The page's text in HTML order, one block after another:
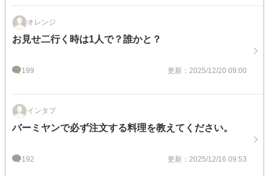
オレンジ
お見せ二行く時は1人で？誰かと？
199 更新：2025/12/20 09:00
インタブ
バーミヤンで必ず注文する料理を教えてください。
192 更新：2025/12/16 09:53